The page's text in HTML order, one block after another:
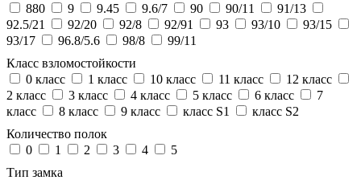
880
9 9.45 9.6/7 90 90/11
91/13
92.5/21
92/20 92/8 92/91 93 93/10
93/15
93/17
96.8/5.6 98/8
99/11
Класс взломостойкости
0 класс
1 класс 10 класс 11 класс
12 класс
2 класс
3 класс 4 класс 5 класс 6 класс
7
класс
8 класс 9 класс класс S1
класс S2
Количество полок
0
1 2 3 4
5
Тип замка